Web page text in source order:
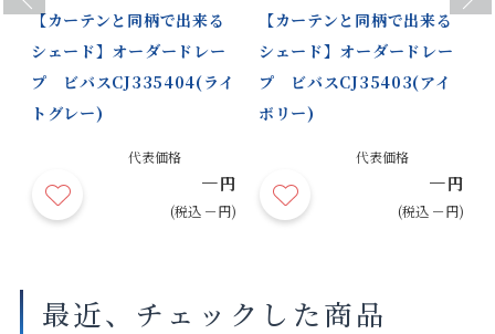
【カーテンと同柄で出来る
シェード】オーダードレー
プ ビバスCJ335404(ライ
トグレー)
代表価格
－円
(税込 －円)
【カーテンと同柄で出来る
シェード】オーダードレー
プ ビバスCJ35403(アイ
ボリー)
代表価格
－円
(税込 －円)
最近、チェックした商品